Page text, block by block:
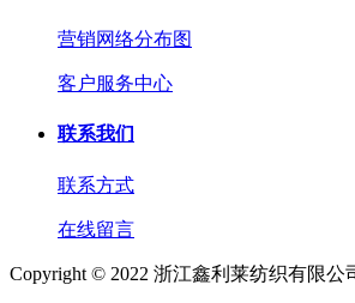
营销网络分布图
客户服务中心
联系我们
联系方式
在线留言
Copyright © 2022 浙江鑫利莱纺织有限公